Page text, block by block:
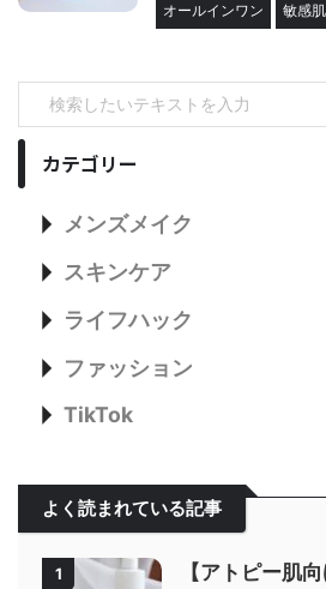
オールインワン 敏感肌
カテゴリー
メンズメイク
スキンケア
ライフハック
ファッション
TikTok
よく読まれている記事
1
【アトピー肌